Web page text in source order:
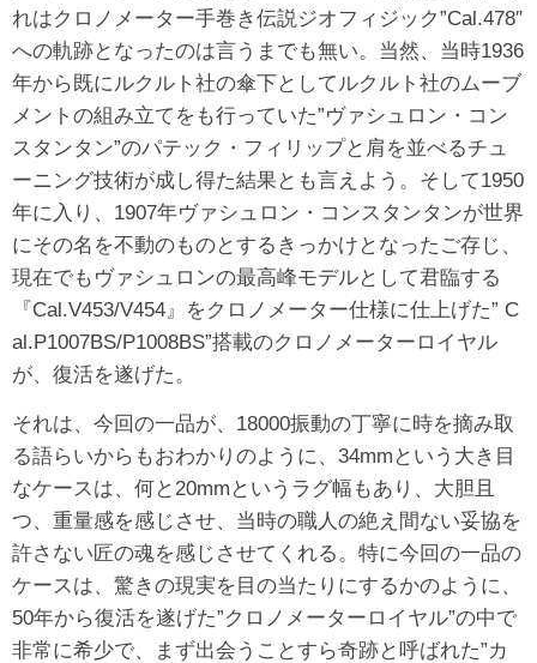
れはクロノメーター手巻き伝説ジオフィジック”Cal.478″
への軌跡となったのは言うまでも無い。当然、当時1936
年から既にルクルト社の傘下としてルクルト社のムーブ
メントの組み立てをも行っていた”ヴァシュロン・コン
スタンタン”のパテック・フィリップと肩を並べるチュ
ーニング技術が成し得た結果とも言えよう。そして1950
年に入り、1907年ヴァシュロン・コンスタンタンが世界
にその名を不動のものとするきっかけとなったご存じ、
現在でもヴァシュロンの最高峰モデルとして君臨する
『Cal.V453/V454』をクロノメーター仕様に仕上げた” C
al.P1007BS/P1008BS”搭載のクロノメーターロイヤル
が、復活を遂げた。
それは、今回の一品が、18000振動の丁寧に時を摘み取
る語らいからもおわかりのように、34mmという大き目
なケースは、何と20mmというラグ幅もあり、大胆且
つ、重量感を感じさせ、当時の職人の絶え間ない妥協を
許さない匠の魂を感じさせてくれる。特に今回の一品の
ケースは、驚きの現実を目の当たりにするかのように、
50年から復活を遂げた”クロノメーターロイヤル”の中で
非常に希少で、まず出会うことすら奇跡と呼ばれた”カ